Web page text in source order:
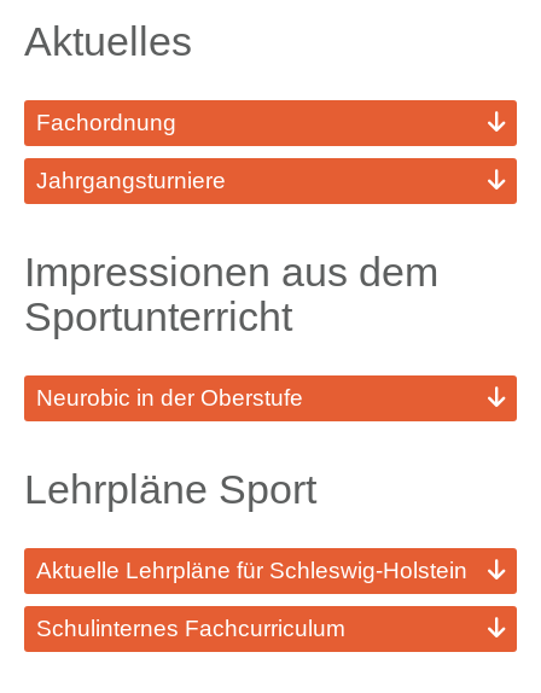
Aktuelles
Fachordnung
Jahrgangsturniere
Impressionen aus dem
Sportunterricht
Neurobic in der Oberstufe
Lehrpläne Sport
Aktuelle Lehrpläne für Schleswig-Holstein
Schulinternes Fachcurriculum